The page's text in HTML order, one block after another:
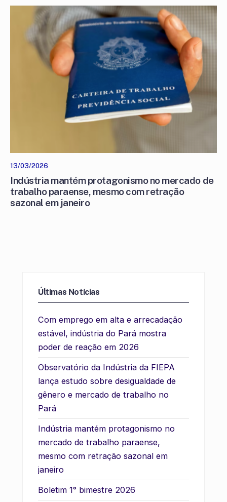
13/03/2026
Indústria mantém protagonismo no mercado de
trabalho paraense, mesmo com retração
sazonal em janeiro
Últimas Notícias
Com emprego em alta e arrecadação
estável, indústria do Pará mostra
poder de reação em 2026
Observatório da Indústria da FIEPA
lança estudo sobre desigualdade de
gênero e mercado de trabalho no
Pará
Indústria mantém protagonismo no
mercado de trabalho paraense,
mesmo com retração sazonal em
janeiro
Boletim 1° bimestre 2026